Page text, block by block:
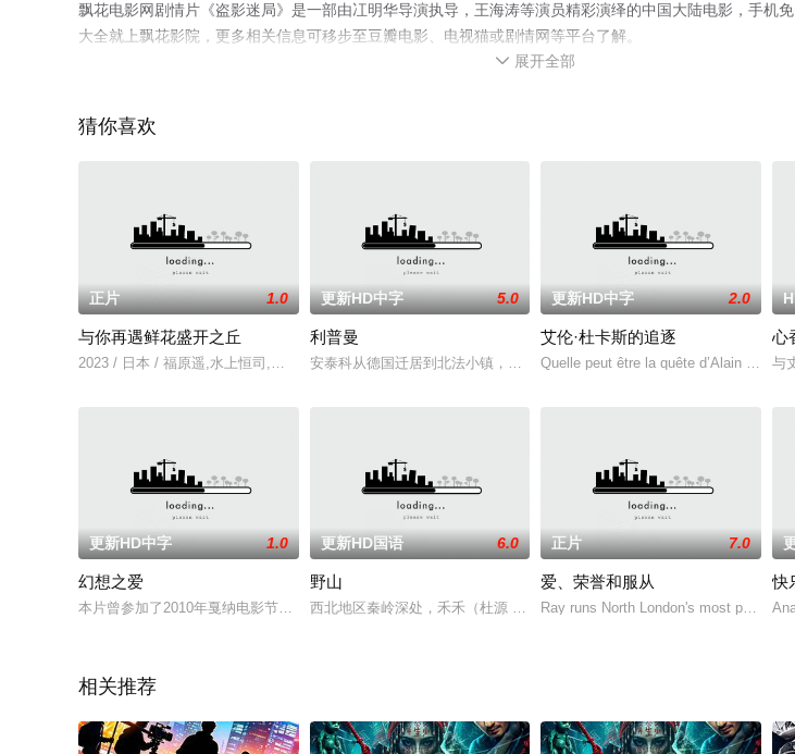
飘花电影网剧情片《盗影迷局》是一部由冮明华导演执导，王海涛等演员精彩演绎的中国大陆电影，手机
大全就上飘花影院，更多相关信息可移步至豆瓣电影、电视猫或剧情网等平台了解。
 展开全部
猜你喜欢
正片 1.0
与你再遇鲜花盛开之丘
2023 / 日本 / 福原遥,水上恒司,伊藤健太郎,嶋崎斗亜,上川周作,小野塚勇人,出口夏希,松坂庆子,中岛朋子,坪仓由幸,
更新HD中字 5.0
利普曼
安泰科从德国迁居到北法小镇，才刚发生的谋杀疑云，让初来乍到的他立刻
更新HD中字 2.0
艾伦·杜卡斯的追逐
Quelle peut être la quête d’Alain
心
与
更新HD中字 1.0
幻想之爱
本片曾参加了2010年戛纳电影节的“国际影评人周”单元，并获得不“青年致敬奖”。Francis（泽维尔·多兰 X
更新HD国语 6.0
野山
西北地区秦岭深处，禾禾（杜源 饰）是个见过世面的复员军人，他想通过辛
正片 7.0
爱、荣誉和服从
Ray runs North London's most powerful
快
相关推荐